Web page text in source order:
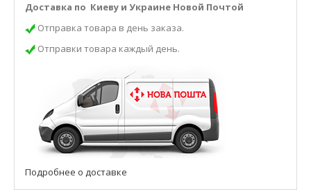
Доставка по Киеву и Украине Новой Почтой
Отправка товара в день заказа.
Отправки товара каждый день.
Подробнее о доставке